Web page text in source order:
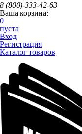
8 (800)-333-42-63
Ваша корзина:
0
пуста
Вход
Регистрация
Каталог товаров